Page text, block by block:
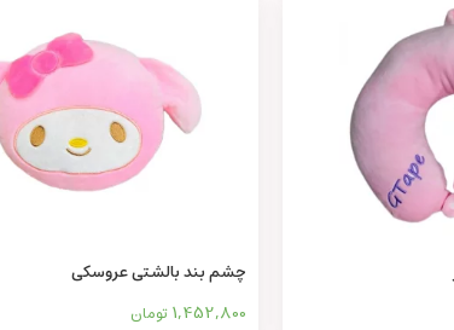
چشم بند بالشتی عروسکی
1,452,800تومان